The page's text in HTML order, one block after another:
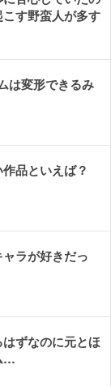
す野蛮人が多す
は変形できるみ
品といえば？
ラが好きだっ
はずなのに元とほ
…